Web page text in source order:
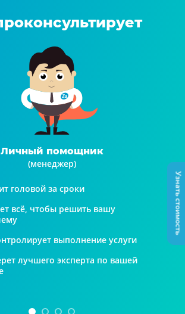
Личный помощник
(менеджер)
головой за сроки
всё, чтобы решить вашу
выполнение услуги
лучшего эксперта по вашей
Узнать стоимость